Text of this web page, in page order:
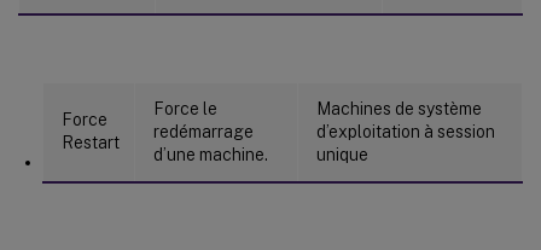
Force
Restart
Force le
redémarrage
d’une machine.
Machines de système
d’exploitation à session
unique